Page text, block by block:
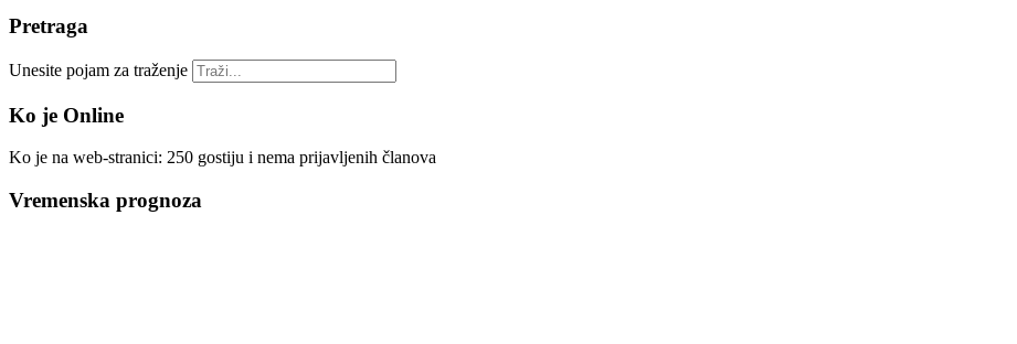
Pretraga
Unesite pojam za traženje
Ko je Online
Ko je na web-stranici: 250 gostiju i nema prijavljenih članova
Vremenska prognoza